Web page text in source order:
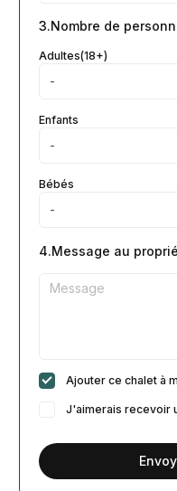
3.Nombre de
Adultes(18+)
Enfants
Bébés
4.Message au
Ajouter ce chalet à
J'aimerais recevoir